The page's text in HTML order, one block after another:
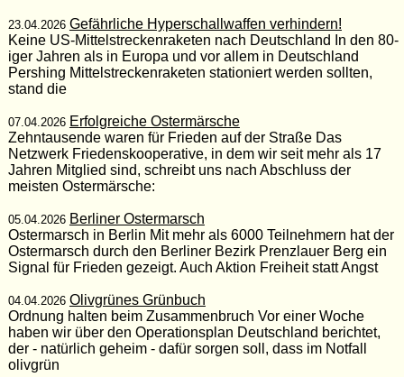
23.04.2026 Gefährliche Hyperschallwaffen verhindern!
Keine US-Mittelstreckenraketen nach Deutschland In den 80-
iger Jahren als in Europa und vor allem in Deutschland
Pershing Mittelstreckenraketen stationiert werden sollten,
stand die
07.04.2026 Erfolgreiche Ostermärsche
Zehntausende waren für Frieden auf der Straße Das
Netzwerk Friedenskooperative, in dem wir seit mehr als 17
Jahren Mitglied sind, schreibt uns nach Abschluss der
meisten Ostermärsche:
05.04.2026 Berliner Ostermarsch
Ostermarsch in Berlin Mit mehr als 6000 Teilnehmern hat der
Ostermarsch durch den Berliner Bezirk Prenzlauer Berg ein
Signal für Frieden gezeigt. Auch Aktion Freiheit statt Angst
04.04.2026 Olivgrünes Grünbuch
Ordnung halten beim Zusammenbruch Vor einer Woche
haben wir über den Operationsplan Deutschland berichtet,
der - natürlich geheim - dafür sorgen soll, dass im Notfall
olivgrün